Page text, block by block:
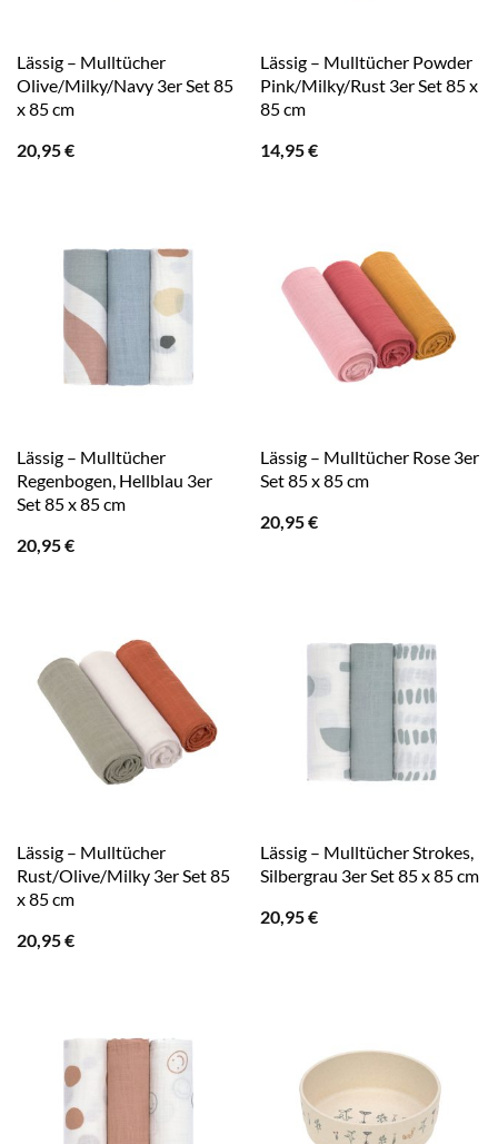
Lässig – Mulltücher
Olive/Milky/Navy 3er Set 85
x 85 cm
20,95€
Lässig – Mulltücher Powder
Pink/Milky/Rust 3er Set 85 x
85 cm
14,95€
Lässig – Mulltücher
Regenbogen, Hellblau 3er
Set 85 x 85 cm
20,95€
Lässig – Mulltücher Rose 3er
Set 85 x 85 cm
20,95€
Lässig – Mulltücher
Rust/Olive/Milky 3er Set 85
x 85 cm
20,95€
Lässig – Mulltücher Strokes,
Silbergrau 3er Set 85 x 85 cm
20,95€